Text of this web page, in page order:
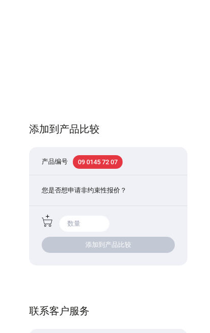
添加到产品比较
产品编号 09 0145 72 07
您是否想申请非约束性报价？
添加到产品比较
联系客户服务